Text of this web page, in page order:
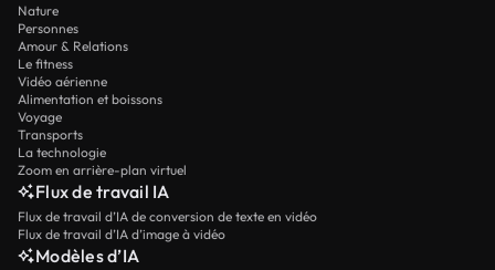
Nature
Personnes
Amour & Relations
Le fitness
Vidéo aérienne
Alimentation et boissons
Voyage
Transports
La technologie
Zoom en arrière-plan virtuel
Flux de travail IA
Flux de travail d’IA de conversion de texte en vidéo
Flux de travail d’IA d’image à vidéo
Modèles d’IA